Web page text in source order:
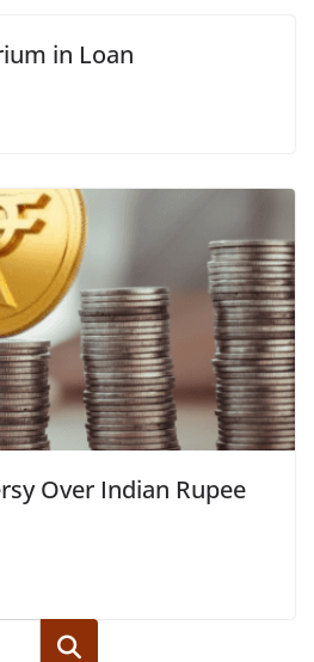
in Loan
Over Indian Rupee
Search